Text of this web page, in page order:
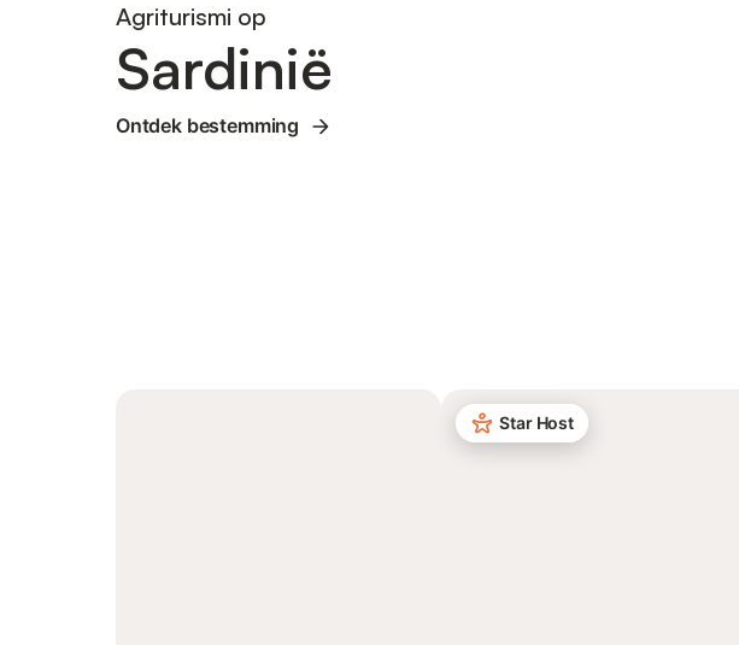
Agriturismi op
Sardinië
Ontdek bestemming
Star Host